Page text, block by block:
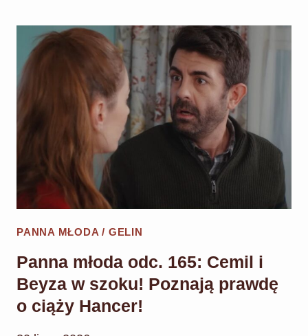
166:
SZOKUJĄCE
WYZNANIE
MELIHA!
„TO
JA
PANNA MŁODA / GELIN
Panna młoda odc. 165: Cemil i
Beyza w szoku! Poznają prawdę
o ciąży Hancer!